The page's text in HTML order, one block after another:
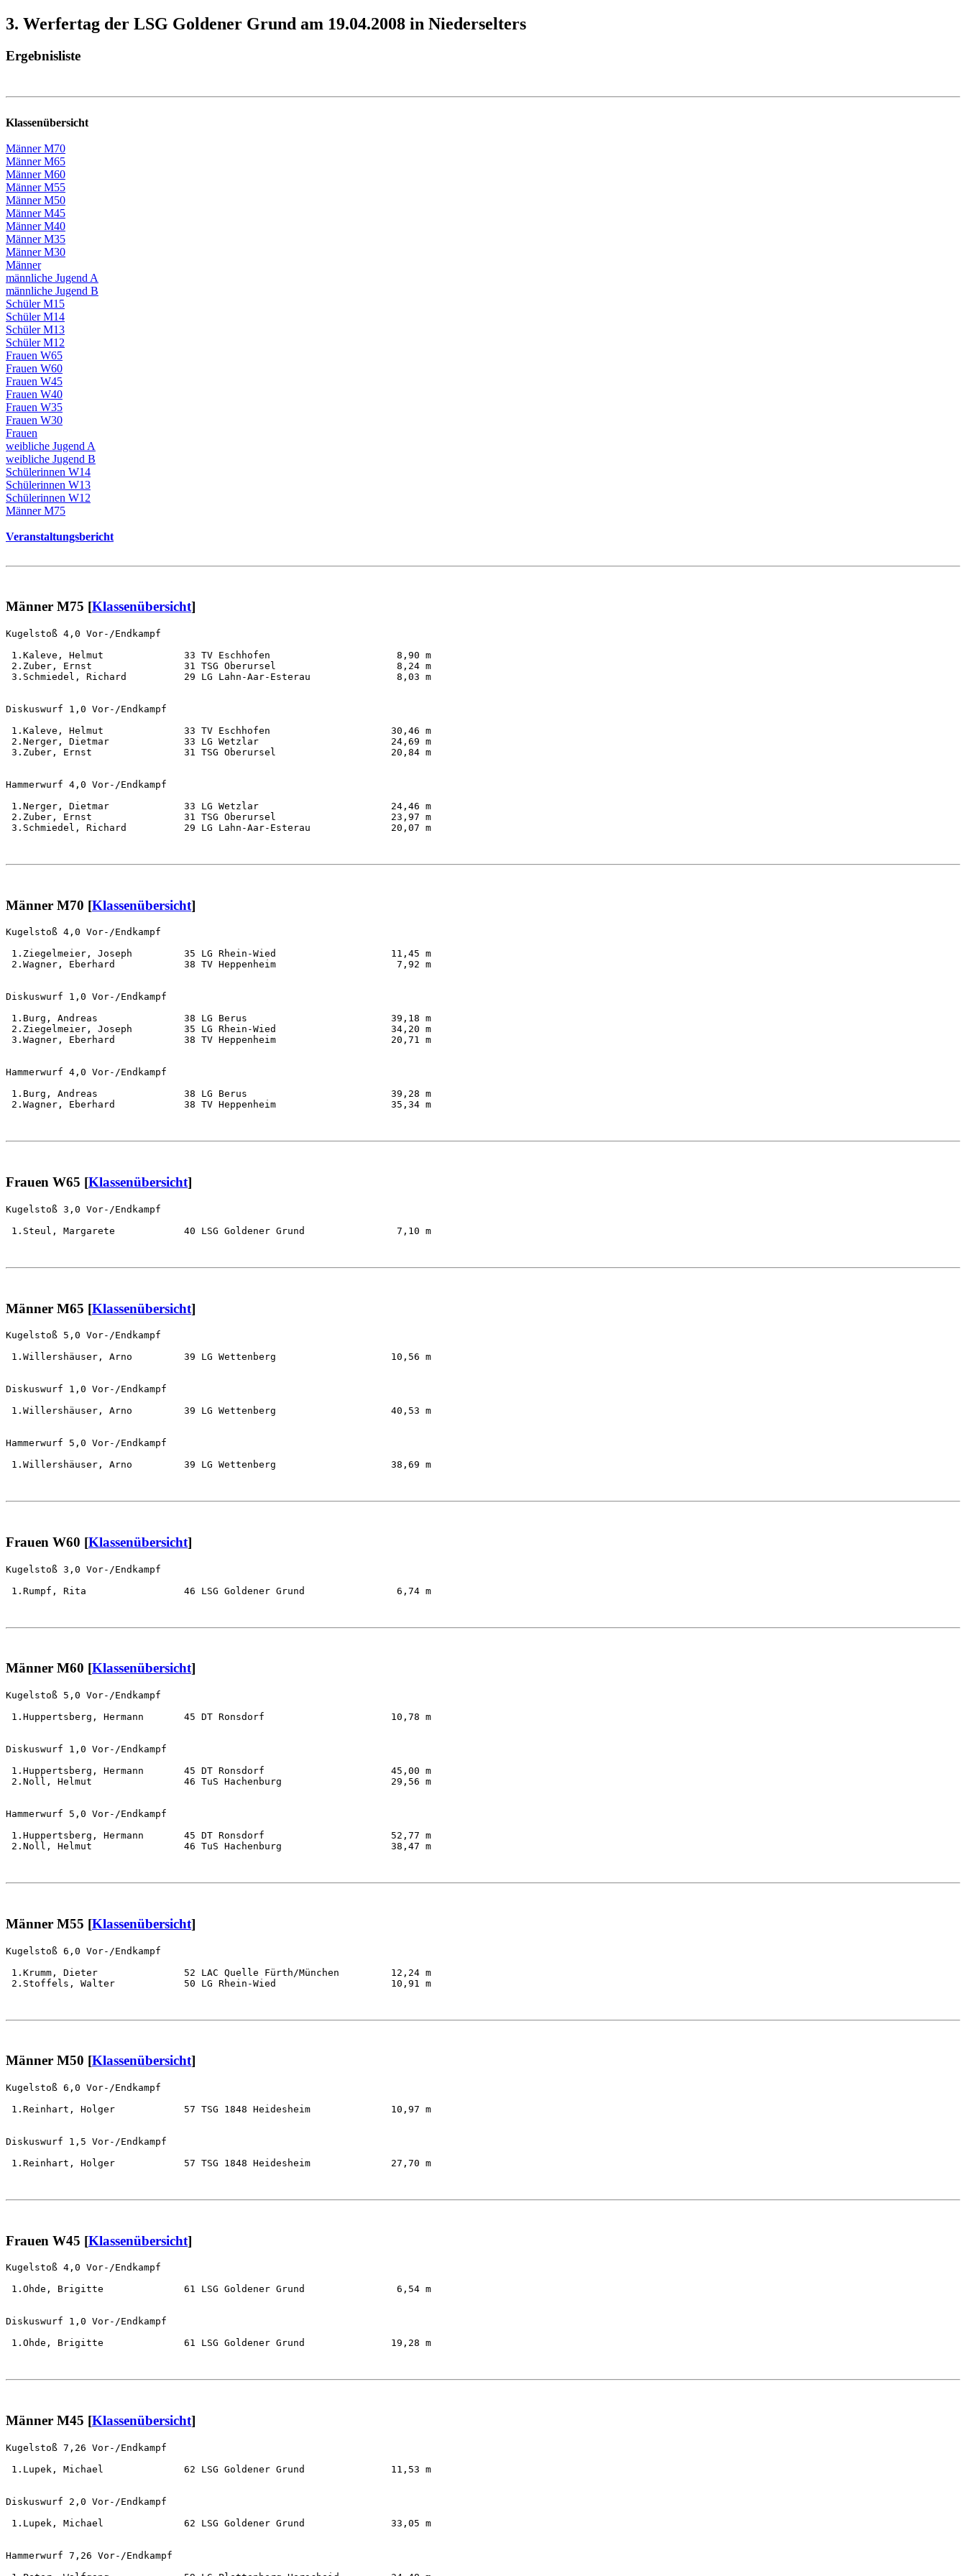
3. Werfertag der LSG Goldener Grund am 19.04.2008 in Niederselters
Ergebnisliste
Klassenübersicht
Männer M70
Männer M65
Männer M60
Männer M55
Männer M50
Männer M45
Männer M40
Männer M35
Männer M30
Männer
männliche Jugend A
männliche Jugend B
Schüler M15
Schüler M14
Schüler M13
Schüler M12
Frauen W65
Frauen W60
Frauen W45
Frauen W40
Frauen W35
Frauen W30
Frauen
weibliche Jugend A
weibliche Jugend B
Schülerinnen W14
Schülerinnen W13
Schülerinnen W12
Männer M75
Veranstaltungsbericht
Männer M75 [Klassenübersicht]
Kugelstoß 4,0 Vor-/Endkampf
1.Kaleve, Helmut              33 TV Eschhofen                      8,90 m
2.Zuber, Ernst                31 TSG Oberursel                     8,24 m
3.Schmiedel, Richard          29 LG Lahn-Aar-Esterau               8,03 m
Diskuswurf 1,0 Vor-/Endkampf
1.Kaleve, Helmut              33 TV Eschhofen                     30,46 m
2.Nerger, Dietmar             33 LG Wetzlar                       24,69 m
3.Zuber, Ernst                31 TSG Oberursel                    20,84 m
Hammerwurf 4,0 Vor-/Endkampf
1.Nerger, Dietmar             33 LG Wetzlar                       24,46 m
2.Zuber, Ernst                31 TSG Oberursel                    23,97 m
3.Schmiedel, Richard          29 LG Lahn-Aar-Esterau              20,07 m
Männer M70 [Klassenübersicht]
Kugelstoß 4,0 Vor-/Endkampf
1.Ziegelmeier, Joseph         35 LG Rhein-Wied                    11,45 m
2.Wagner, Eberhard            38 TV Heppenheim                     7,92 m
Diskuswurf 1,0 Vor-/Endkampf
1.Burg, Andreas               38 LG Berus                         39,18 m
2.Ziegelmeier, Joseph         35 LG Rhein-Wied                    34,20 m
3.Wagner, Eberhard            38 TV Heppenheim                    20,71 m
Hammerwurf 4,0 Vor-/Endkampf
1.Burg, Andreas               38 LG Berus                         39,28 m
2.Wagner, Eberhard            38 TV Heppenheim                    35,34 m
Frauen W65 [Klassenübersicht]
Kugelstoß 3,0 Vor-/Endkampf
1.Steul, Margarete            40 LSG Goldener Grund                7,10 m
Männer M65 [Klassenübersicht]
Kugelstoß 5,0 Vor-/Endkampf
1.Willershäuser, Arno         39 LG Wettenberg                    10,56 m
Diskuswurf 1,0 Vor-/Endkampf
1.Willershäuser, Arno         39 LG Wettenberg                    40,53 m
Hammerwurf 5,0 Vor-/Endkampf
1.Willershäuser, Arno         39 LG Wettenberg                    38,69 m
Frauen W60 [Klassenübersicht]
Kugelstoß 3,0 Vor-/Endkampf
1.Rumpf, Rita                 46 LSG Goldener Grund                6,74 m
Männer M60 [Klassenübersicht]
Kugelstoß 5,0 Vor-/Endkampf
1.Huppertsberg, Hermann       45 DT Ronsdorf                      10,78 m
Diskuswurf 1,0 Vor-/Endkampf
1.Huppertsberg, Hermann       45 DT Ronsdorf                      45,00 m
2.Noll, Helmut                46 TuS Hachenburg                   29,56 m
Hammerwurf 5,0 Vor-/Endkampf
1.Huppertsberg, Hermann       45 DT Ronsdorf                      52,77 m
2.Noll, Helmut                46 TuS Hachenburg                   38,47 m
Männer M55 [Klassenübersicht]
Kugelstoß 6,0 Vor-/Endkampf
1.Krumm, Dieter               52 LAC Quelle Fürth/München         12,24 m
2.Stoffels, Walter            50 LG Rhein-Wied                    10,91 m
Männer M50 [Klassenübersicht]
Kugelstoß 6,0 Vor-/Endkampf
1.Reinhart, Holger            57 TSG 1848 Heidesheim              10,97 m
Diskuswurf 1,5 Vor-/Endkampf
1.Reinhart, Holger            57 TSG 1848 Heidesheim              27,70 m
Frauen W45 [Klassenübersicht]
Kugelstoß 4,0 Vor-/Endkampf
1.Ohde, Brigitte              61 LSG Goldener Grund                6,54 m
Diskuswurf 1,0 Vor-/Endkampf
1.Ohde, Brigitte              61 LSG Goldener Grund               19,28 m
Männer M45 [Klassenübersicht]
Kugelstoß 7,26 Vor-/Endkampf
1.Lupek, Michael              62 LSG Goldener Grund               11,53 m
Diskuswurf 2,0 Vor-/Endkampf
1.Lupek, Michael              62 LSG Goldener Grund               33,05 m
Hammerwurf 7,26 Vor-/Endkampf